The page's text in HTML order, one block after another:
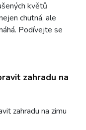
květů
chutná, ale
Podívejte se
zahradu na
zahradu na zimu